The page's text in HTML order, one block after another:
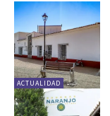
ACTUALIDAD